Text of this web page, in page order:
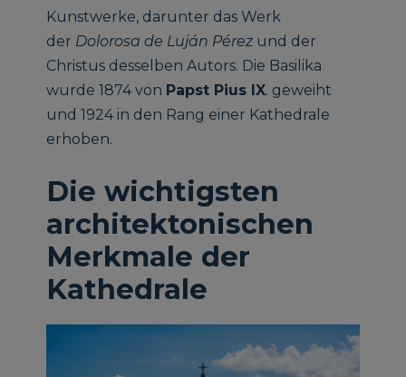
Kunstwerke, darunter das Werk
der Dolorosa de Luján Pérez und der
Christus desselben Autors. Die Basilika
wurde 1874 von Papst Pius IX. geweiht
und 1924 in den Rang einer Kathedrale
erhoben.
Die wichtigsten
architektonischen
Merkmale der
Kathedrale